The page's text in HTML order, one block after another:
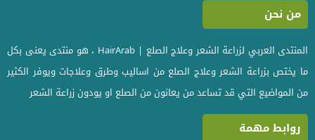
من نحن
المنتدى العربي لزراعة الشعر وعلاج الصلع | HairArab ، هو منتدى يعنى بكل
ما يختص بزراعة الشعر وعلاج الصلع من اساليب وطرق وعلاجات ويوفر الكثير
من المواضيع التي قد تساعد من يعانون من الصلع او يودون زراعة الشعر
روابط مهمة